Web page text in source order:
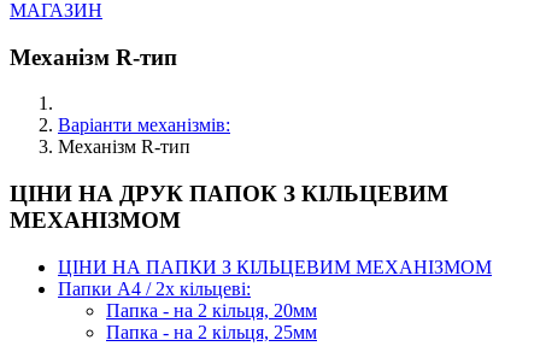
МАГАЗИН
Механізм R-тип
Варіанти механізмів:
Механізм R-тип
ЦІНИ НА ДРУК ПАПОК З КІЛЬЦЕВИМ
МЕХАНІЗМОМ
ЦІНИ НА ПАПКИ З КІЛЬЦЕВИМ МЕХАНІЗМОМ
Папки А4 / 2х кільцеві:
Папка - на 2 кільця, 20мм
Папка - на 2 кільця, 25мм